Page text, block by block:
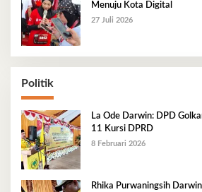
Menuju Kota Digital
27 Juli 2026
Politik
La Ode Darwin: DPD
11 Kursi DPRD
8 Februari 2026
Rhika Purwaningsih